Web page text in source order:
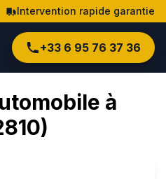
Intervention rapide garantie
+33 6 95 76 37 36
à
)